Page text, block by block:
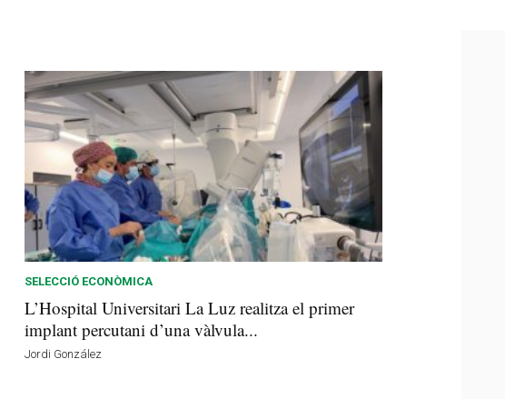
SELECCIÓ ECONÒMICA
L’Hospital Universitari La Luz realitza el primer
implant percutani d’una vàlvula...
Jordi González